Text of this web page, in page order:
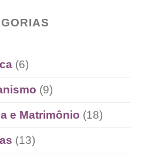
(6)
(9)
e Matrimônio (18)
(13)